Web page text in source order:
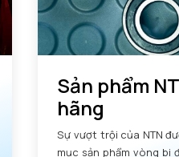
Sản phẩm
hãng
Sự vượt trội của NTN
mục sản phẩm vòng bi